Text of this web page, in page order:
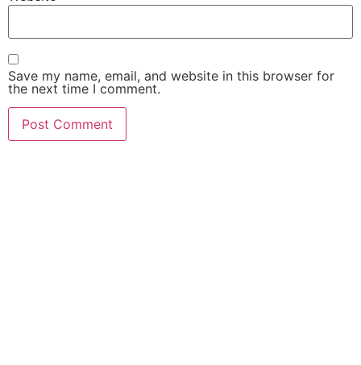
Save my name, email, and website in this browser for
the next time I comment.